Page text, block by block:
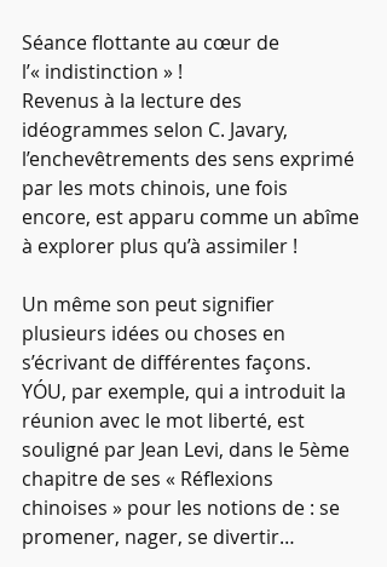
Séance flottante au cœur de
l’« indistinction » !
Revenus à la lecture des
idéogrammes selon C. Javary,
l’enchevêtrements des sens exprimé
par les mots chinois, une fois
encore, est apparu comme un abîme
à explorer plus qu’à assimiler !
Un même son peut signifier
plusieurs idées ou choses en
s’écrivant de différentes façons.
YÓU, par exemple, qui a introduit la
réunion avec le mot liberté, est
souligné par Jean Levi, dans le 5ème
chapitre de ses « Réflexions
chinoises » pour les notions de : se
promener, nager, se divertir…